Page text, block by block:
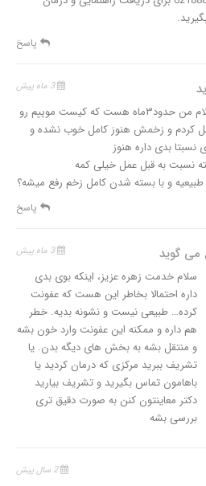
پاسخ
3 ماه پیش
سلام من حدود۳ماه هست که کیست موییم رو
کردم و زخمش هنوز کامل خوب نشده و
نسبتا بدی داره هنوز
نسبت به قبل عمل خیلی کمه
طبیعیه و با بسته شدن کامل زخم رفع میشه؟
پاسخ
می گوید 3 ماه پیش
سلام خدمت زهره عزیز، اینکه بوی بدی
داره احتمالا بخاطر این هست که عفونت
کرده… طبیعی نیست و نشونه بدیه. خطر
هم داره و ممکنه این عفونت وارد خون بشه
و منتقل بشه به بخش های دیگه بدن. یا
تشریف ببرید مرکزی که درمان کردید یا
باهامون تماس بگیرید و تشریف بیارید
دکتر معاینتون کنن به صورت دقیق تری
بررسی بشه
2 سال پیش